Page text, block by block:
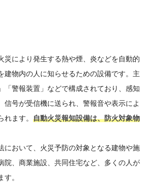
災により発生する熱や煙、炎などを自動的
建物内の人に知らせるための設備です。主
「警報装置」などで構成されており、感知
信号が受信機に送られ、警報音や表示によ
れます。 自動火災報知設備は、防火対象物
において、火災予防の対象となる建物や施
院、商業施設、共同住宅など、多くの人が
。